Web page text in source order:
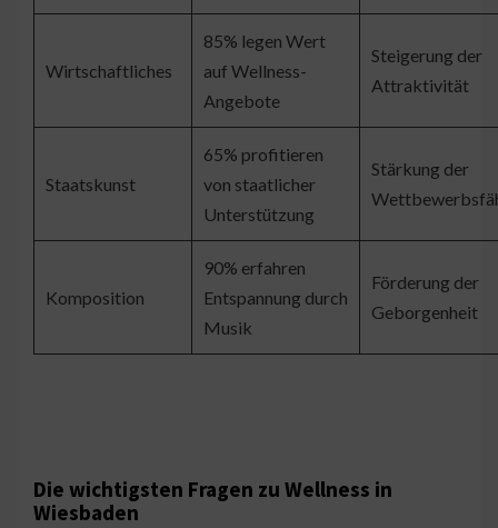
Wirtschaftliches
85% legen Wert
auf Wellness-
Angebote
Steigerung der
Attraktivität
Staatskunst
65% profitieren
von staatlicher
Unterstützung
Stärkung der
Komposition
90% erfahren
Entspannung durch
Musik
Förderung der
Geborgenheit
Die wichtigsten Fragen zu Wellness in
Wiesbaden